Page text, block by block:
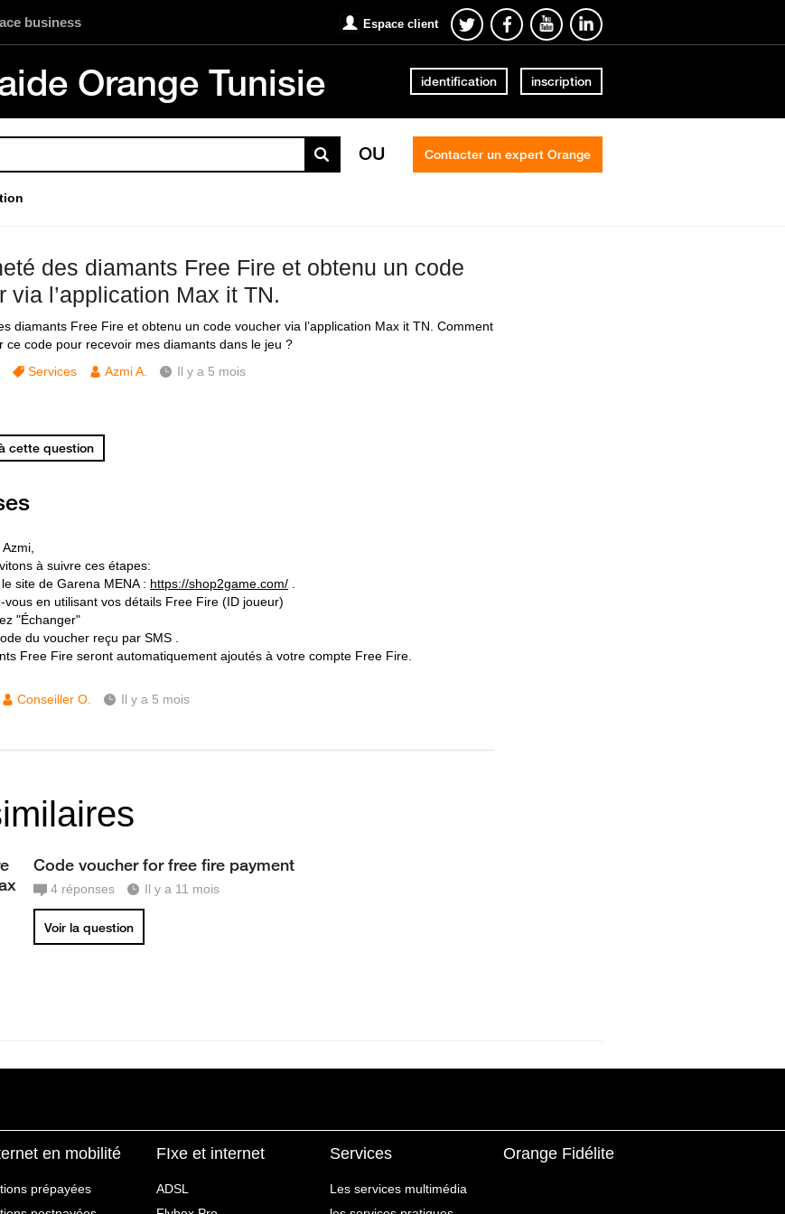
business Espace client
Orange Tunisie identification inscription
OU Contacter un expert Orange
des diamants Free Fire et obtenu un code
via l’application Max it TN.
diamants Free Fire et obtenu un code voucher via l’application Max it TN. Comment
ce code pour recevoir mes diamants dans le jeu ?
Services Azmi A. Il y a 5 mois
cette question
à suivre ces étapes:
site de Garena MENA : https://shop2game.com/
vous en utilisant vos détails Free Fire (ID joueur)
"Échanger"
du voucher reçu par SMS .
Free Fire seront automatiquement ajoutés à votre compte Free Fire.
Conseiller O. Il y a 5 mois
Code voucher for free fire payment
4 réponses Il y a 11 mois
Voir la question
en mobilité
prépayées
FIxe et internet
ADSL
Services
Les services multimédia
Orange Fidélite